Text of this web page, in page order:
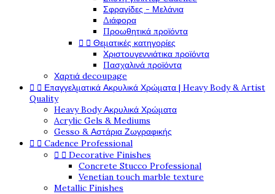
Σφραγίδες - Μελάνια
Διάφορα
Προωθητικά προϊόντα
  Θεματικές κατηγορίες
Χριστουγεννιάτικα προϊόντα
Πασχαλινά προϊόντα
Χαρτιά decoupage
  Επαγγελματικά Ακρυλικά Χρώματα | Heavy Body & Artist
Quality
Heavy Body Ακρυλικά Χρώματα
Acrylic Gels & Mediums
Gesso & Αστάρια Ζωγραφικής
  Cadence Professional
  Decorative Finishes
Concrete Stucco Professional
Venetian touch marble texture
Metallic Finishes